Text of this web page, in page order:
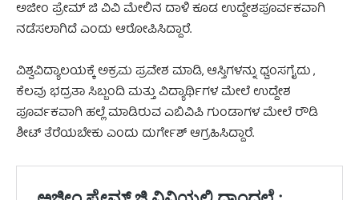
ಅಜೀಂ ಪ್ರೇಮ್‌ ಜಿ ವಿವಿ ಮೇಲಿನ ದಾಳಿ ಕೂಡ ಉದ್ದೇಶಪೂರ್ವಕವಾಗಿ
ನಡೆಸಲಾಗಿದೆ ಎಂದು ಆರೋಪಿಸಿದ್ದಾರೆ.
ವಿಶ್ವವಿದ್ಯಾಲಯಕ್ಕೆ ಅಕ್ರಮ ಪ್ರವೇಶ ಮಾಡಿ, ಆಸ್ತಿಗಳನ್ನು ಧ್ವಂಸಗೈದು ,
ಕೆಲವು ಭದ್ರತಾ ಸಿಬ್ಬಂದಿ ಮತ್ತು ವಿದ್ಯಾರ್ಥಿಗಳ ಮೇಲೆ ಉದ್ದೇಶ
ಪೂರ್ವಕವಾಗಿ ಹಲ್ಲೆ ಮಾಡಿರುವ ಎಬಿವಿಪಿ ಗುಂಡಾಗಳ ಮೇಲೆ ರೌಡಿ
ಶೀಟ್ ತೆರೆಯಬೇಕು ಎಂದು ದುರ್ಗೇಶ್ ಆಗ್ರಹಿಸಿದ್ದಾರೆ.